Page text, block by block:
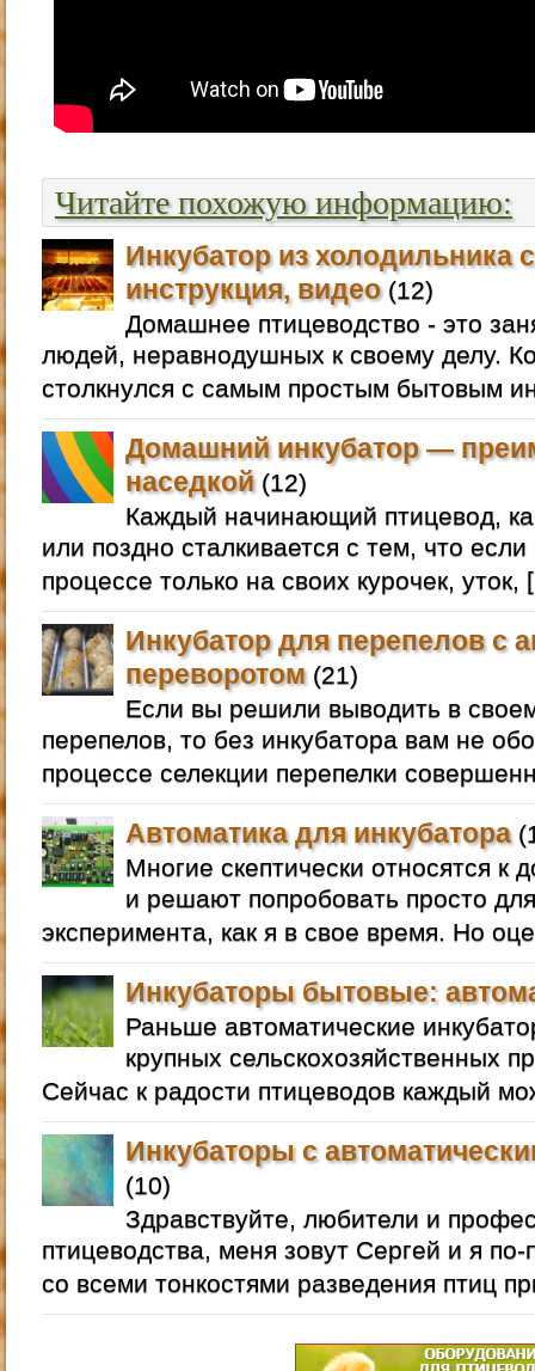
Читайте похожую информацию:
Инкубатор из холодильника
инструкция, видео(12)
Домашнее птицеводство - это
людей, неравнодушных к своему делу.
столкнулся с самым простым бытовым
Домашний инкубатор —
наседкой(12)
Каждый начинающий птицевод,
или поздно сталкивается с тем, что
процессе только на своих курочек,
Инкубатор для перепелов с
переворотом(21)
Если вы решили выводить в
перепелов, то без инкубатора вам не
процессе селекции перепелки
Автоматика для инкубатора
Многие скептически относятся к
и решают попробовать просто
эксперимента, как я в свое время. Но
Инкубаторы бытовые:
Раньше автоматические
крупных сельскохозяйственных
Сейчас к радости птицеводов каждый
Инкубаторы с
(10)
Здравствуйте, любители и
птицеводства, меня зовут Сергей и я
со всеми тонкостями разведения птиц